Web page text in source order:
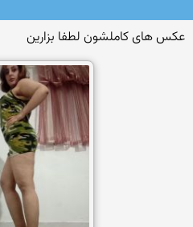
عکس های کاملشون لطفا بزارین